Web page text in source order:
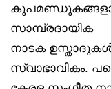
സാമ്പ്രദായിക
നാടക ഉസ്താദുകൾ
സ്വാഭാവികം.